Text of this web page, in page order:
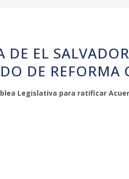
DE EL
DE
Legislativa para ratificar